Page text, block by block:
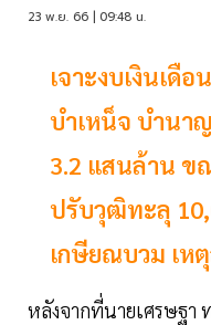
23 พ.ย. 66 | 09:48 น.
เจาะงบเงินเดื
บำเหน็จ บำนา
3.2 แสนล้าน ข
ปรับวุฒิทะลุ
เกษียณบวม เห
หลังจากที่นายเศรษฐา